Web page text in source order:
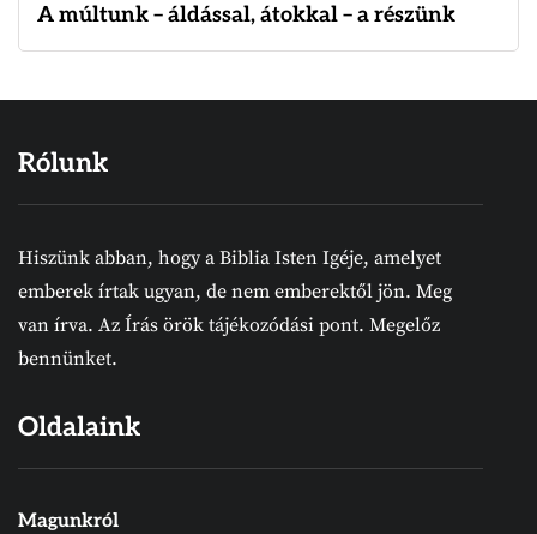
A múltunk – áldással, átokkal – a részünk
Rólunk
Hiszünk abban, hogy a Biblia Isten Igéje, amelyet
emberek írtak ugyan, de nem emberektől jön. Meg
van írva. Az Írás örök tájékozódási pont. Megelőz
bennünket.
Oldalaink
Magunkról